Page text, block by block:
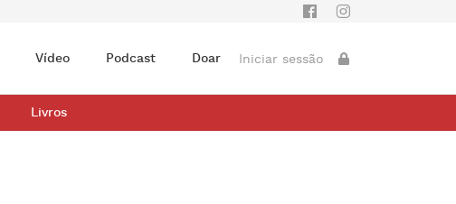
Vídeo Podcast Doar Iniciar sessão
Livros